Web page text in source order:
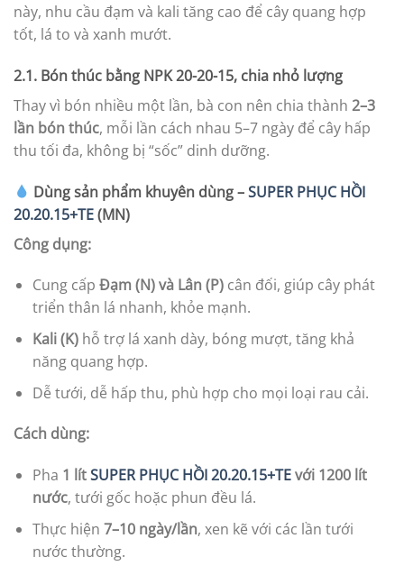
này, nhu cầu đạm và kali tăng cao để cây quang hợp
tốt, lá to và xanh mướt.
2.1. Bón thúc bằng NPK 20-20-15, chia nhỏ lượng
Thay vì bón nhiều một lần, bà con nên chia thành 2–3
lần bón thúc, mỗi lần cách nhau 5–7 ngày để cây hấp
thu tối đa, không bị “sốc” dinh dưỡng.
Dùng sản phẩm khuyên dùng –SUPER PHỤC HỒI
20.20.15+TE(MN)
Công dụng:
Cung cấp Đạm (N) và Lân (P)cân đối, giúp cây phát
triển thân lá nhanh, khỏe mạnh.
Kali (K)hỗ trợ lá xanh dày, bóng mượt, tăng khả
năng quang hợp.
Dễ tưới, dễ hấp thu, phù hợp cho mọi loại rau cải.
Cách dùng:
Pha 1 lítSUPER PHỤC HỒI 20.20.15+TEvới 1200 lít
nước, tưới gốc hoặc phun đều lá.
Thực hiện 7–10 ngày/lần, xen kẽ với các lần tưới
nước thường.